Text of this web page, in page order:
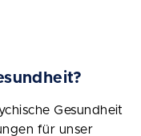
Gesundheit
für unser